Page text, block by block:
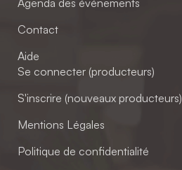
Agenda des événements
Contact
Aide
Se connecter (producteurs)
S'inscrire (nouveaux producteurs)
Mentions Légales
Politique de confidentialité